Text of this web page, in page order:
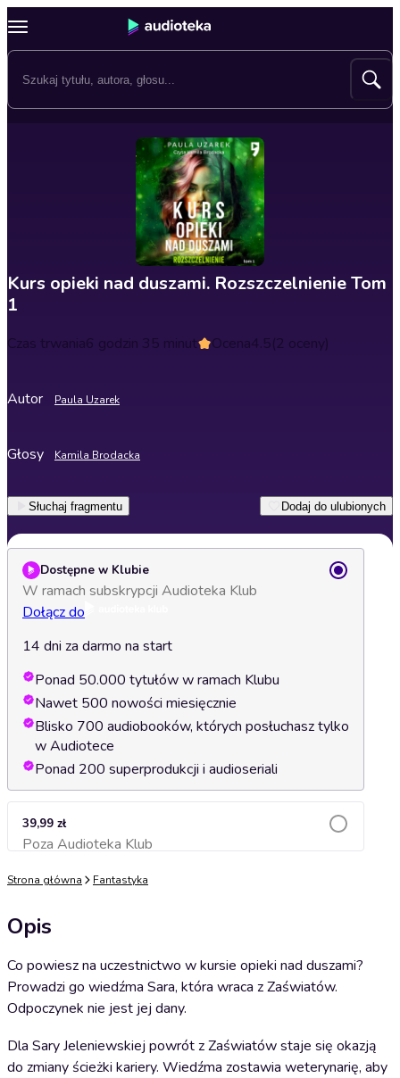
Kurs opieki nad duszami. Rozszczelnienie Tom
1
Czas trwania6 godzin 35 minut Ocena4.5(2 oceny)
Autor Paula Uzarek
Głosy Kamila Brodacka
Słuchaj fragmentu Dodaj do ulubionych
Dostępne w Klubie
W ramach subskrypcji Audioteka Klub
Dołącz do
14 dni za darmo na start
Ponad 50.000 tytułów w ramach Klubu
Nawet 500 nowości miesięcznie
Blisko 700 audiobooków, których posłuchasz tylko
w Audiotece
Ponad 200 superprodukcji i audioseriali
39,99 zł
Poza Audioteka KlubDodaj do koszyka
Strona główna Fantastyka
Opis
Co powiesz na uczestnictwo w kursie opieki nad duszami?
Prowadzi go wiedźma Sara, która wraca z Zaświatów.
Odpoczynek nie jest jej dany.
Dla Sary Jeleniewskiej powrót z Zaświatów staje się okazją
do zmiany ścieżki kariery. Wiedźma zostawia weterynarię, aby